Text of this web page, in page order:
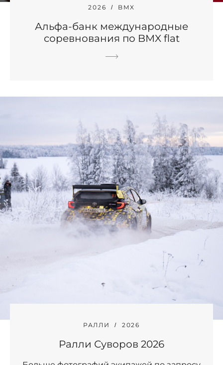
2026 BMX
Альфа-банк международные
соревнования по BMX flat
РАЛЛИ 2026
Ралли Суворов 2026